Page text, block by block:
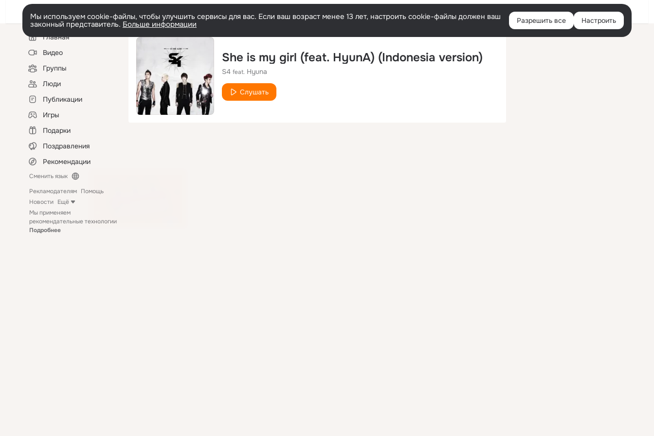
Войти
Мы используем cookie-файлы, чтобы улучшить сервисы для вас. Если ваш возраст менее 13 лет, настроить cookie-файлы должен ваш
законный представитель. Больше информации Разрешить все Настроить
Левая
колонкаГлавная
Видео
Группы
Люди
Публикации
Игры
Подарки
Поздравления
Рекомендации
Сменить язык
Рекламодателям Помощь
Новости Ещё
Мы применяем
рекомендательные технологии
Подробнее
She is my girl (feat. HyunA) (Indonesia version)
S4 feat. Hyuna
Слушать